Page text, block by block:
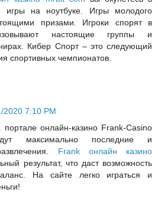
игры на ноутбуке. Игры молодого
призами. Игроки спорят в
настоящие группы и
Кибер Спорт – это следующий
спортивных чемпионатов.
2020 7:10 PM
портале онлайн-казино Frank-Casino
максимально последние и
Frank онлайн казино
результат, что даст возможность
На сайте легко играться и